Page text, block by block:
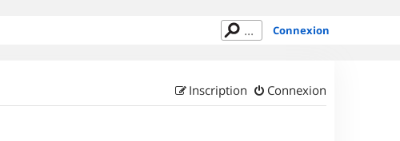
Connexion
Connexion
Inscription